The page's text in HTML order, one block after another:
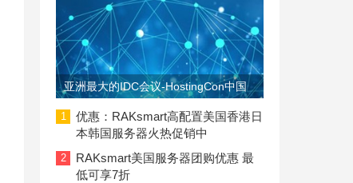
亚洲最大的IDC会议-HostingCon中国
即将召开
1
优惠：RAKsmart高配置美国香港日
本韩国服务器火热促销中
2
RAKsmart美国服务器团购优惠 最
低可享7折